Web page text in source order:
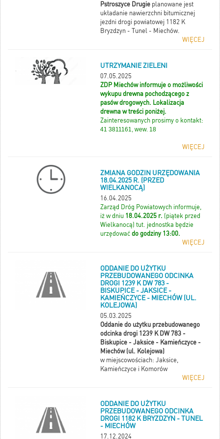
Pstroszyce Drugie planowane jest
układanie nawierzchni bitumicznej
jezdni drogi powiatowej 1182 K
Bryzdzyn - Tunel - Miechów.
WIĘCEJ
UTRZYMANIE ZIELENI
07.05.2025
ZDP Miechów informuje o możliwości
wykupu drewna pochodzącego z
pasów drogowych. Lokalizacja
drewna w treści poniżej.
Zainteresowanych prosimy o kontakt:
41 3811161, wew. 18
WIĘCEJ
ZMIANA GODZIN URZĘDOWANIA
18.04.2025 R. (PRZED
WIELKANOCĄ)
16.04.2025
Zarząd Dróg Powiatowych informuje,
iż w dniu 18.04.2025 r. (piątek przed
Wielkanocą) tut. jednostka będzie
urzędować do godziny 13:00.
WIĘCEJ
ODDANIE DO UŻYTKU
PRZEBUDOWANEGO ODCINKA
DROGI 1239 K DW 783 -
BISKUPICE - JAKSICE -
KAMIEŃCZYCE - MIECHÓW (UL.
KOLEJOWA)
05.03.2025
Oddanie do użytku przebudowanego
odcinka drogi 1239 K DW 783 -
Biskupice - Jaksice - Kamieńczyce -
Miechów (ul. Kolejowa)
w miejscowościach: Jaksice,
Kamieńczyce i Komorów
WIĘCEJ
ODDANIE DO UŻYTKU
PRZEBUDOWANEGO ODCINKA
DROGI 1182 K BRYZDZYN - TUNEL
- MIECHÓW
17.12.2024